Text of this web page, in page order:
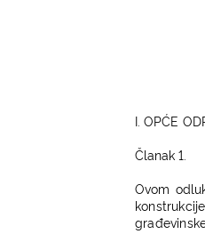
I. OPĆE
Članak 1.
Ovom odl